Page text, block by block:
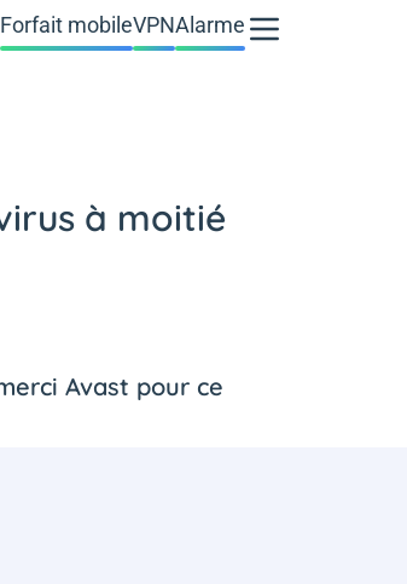
Forfait mobileVPNAlarme
à moitié
Avast pour ce